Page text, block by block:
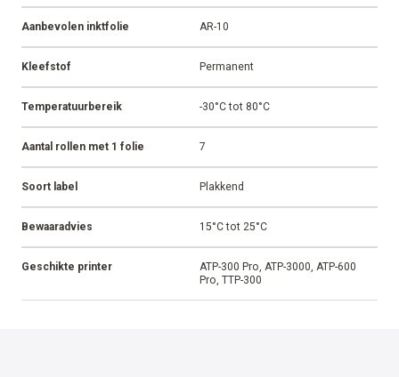
Aanbevolen inktfolie AR-10
Kleefstof Permanent
Temperatuurbereik -30°C tot 80°C
Aantal rollen met 1 folie 7
Soort label Plakkend
Bewaaradvies 15°C tot 25°C
Geschikte printer
ATP-300 Pro, ATP-3000, ATP-600
Pro, TTP-300